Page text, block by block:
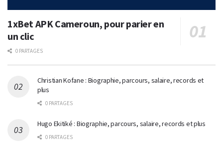
1xBet APK Cameroun, pour parier en
un clic
0 PARTAGES
Christian Kofane : Biographie, parcours, salaire, records et
plus
0 PARTAGES
Hugo Ekitiké : Biographie, parcours, salaire, records et plus
0 PARTAGES